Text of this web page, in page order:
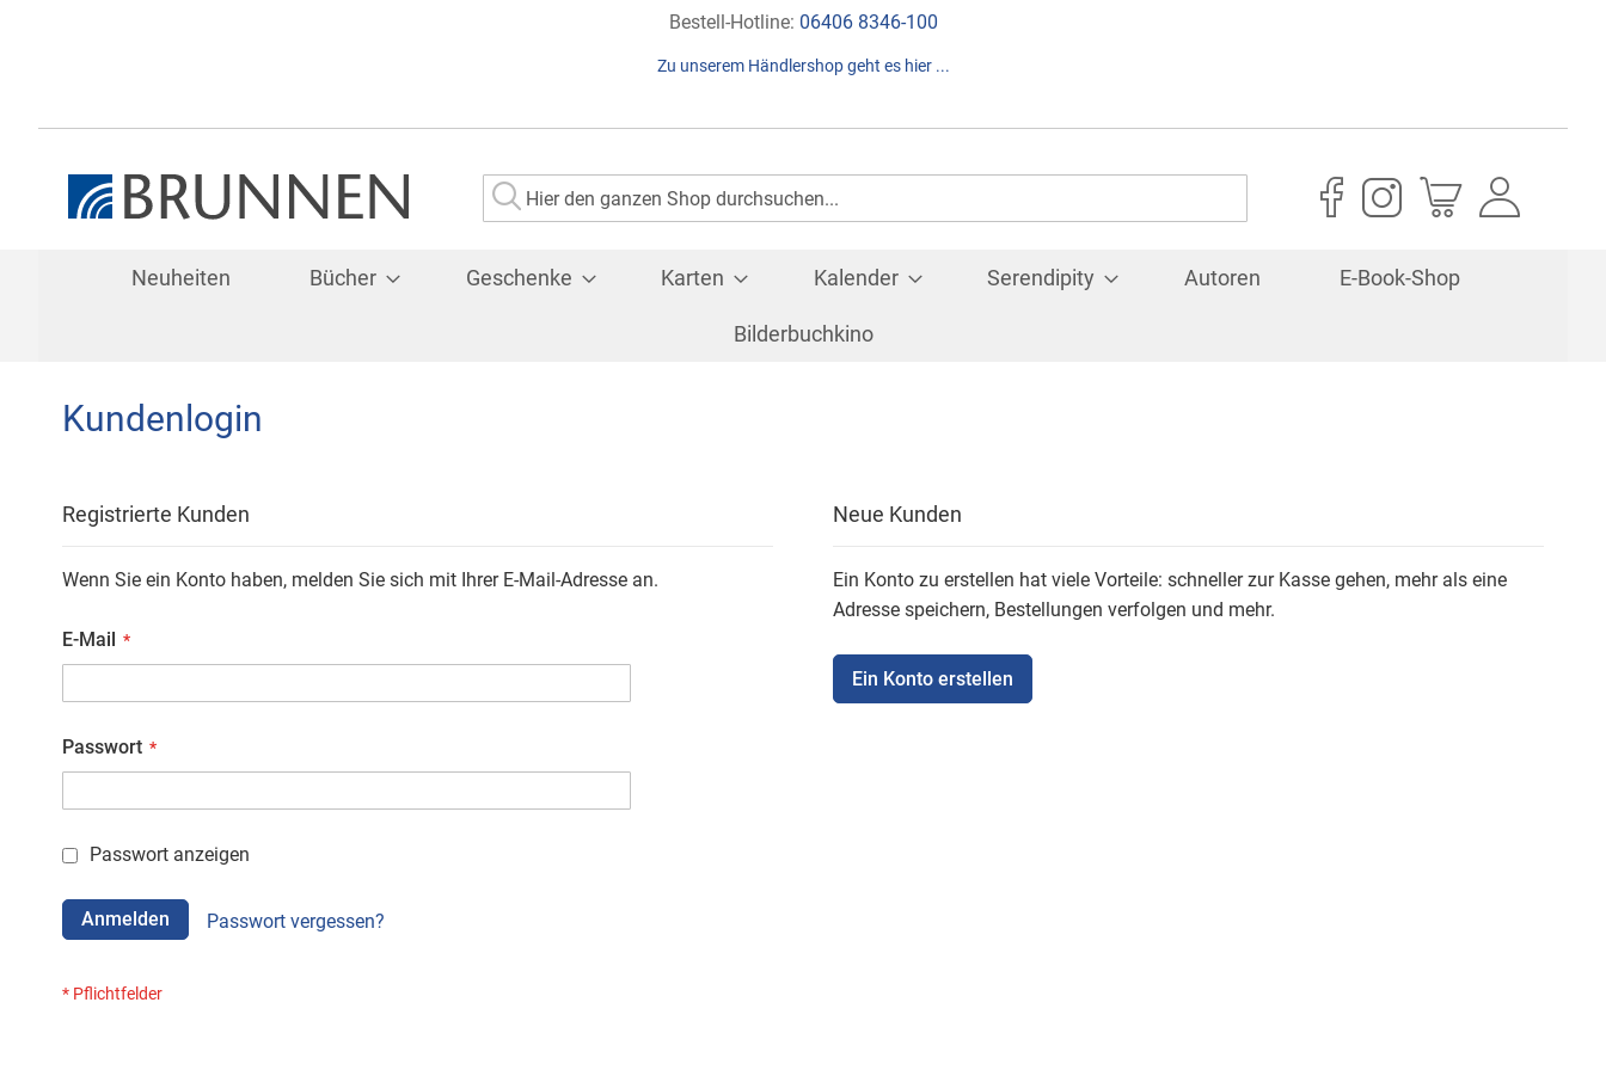
Direkt
Inhalt
Bestell-Hotline: 06406 8346-100
Zu unserem Händlershop geht es hier ...
Suche
Suche
Mein Warenkorb
Neuheiten Bücher Geschenke Karten Kalender Serendipity Autoren E-Book-Shop
Bilderbuchkino
Kundenlogin
Registrierte Kunden
Wenn Sie ein Konto haben, melden Sie sich mit Ihrer E-Mail-Adresse an.
E-Mail
Passwort
Passwort anzeigen
Anmelden Passwort vergessen?
Neue Kunden
Ein Konto zu erstellen hat viele Vorteile: schneller zur Kasse gehen, mehr als eine
Adresse speichern, Bestellungen verfolgen und mehr.
Ein Konto erstellen